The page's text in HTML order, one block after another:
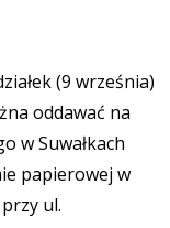
(9 września)
oddawać na
w Suwałkach
papierowej w
ul.